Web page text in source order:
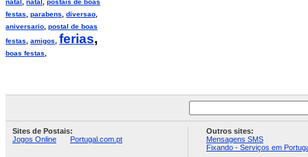
natal
natal
postais de boas
festas
parabens diversao
aniversario postal de boas
festas
amigos ferias,
boas festas
Sites de Postais:
Jogos Online
Portugal.com.pt
Outros sites:
Mensagens SMS
Fixando - Serviços em